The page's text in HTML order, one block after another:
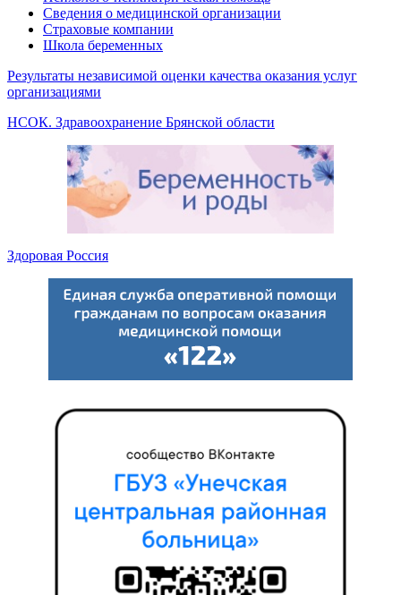
Сведения о медицинской организации
Страховые компании
Школа беременных
Результаты независимой оценки качества оказания услуг
организациями
НСОК. Здравоохранение Брянской области
Здоровая Россия